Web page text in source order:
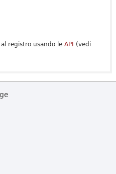
registro usando le API (vedi